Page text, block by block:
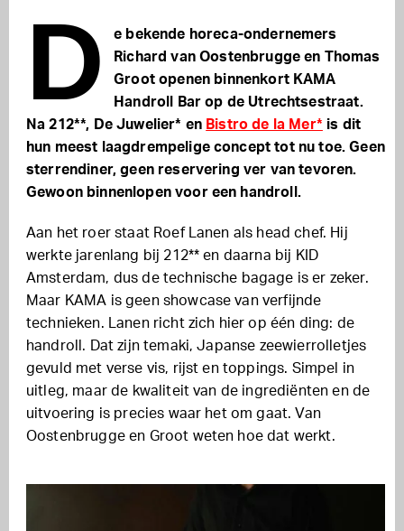
D
e bekende horeca-ondernemers
Richard van Oostenbrugge en Thomas
Groot openen binnenkort KAMA
Handroll Bar op de Utrechtsestraat.
Na 212**, De Juwelier* en Bistro de la Mer* is dit
hun meest laagdrempelige concept tot nu toe. Geen
sterrendiner, geen reservering ver van tevoren.
Gewoon binnenlopen voor een handroll.
Aan het roer staat Roef Lanen als head chef. Hij
werkte jarenlang bij 212** en daarna bij KID
Amsterdam, dus de technische bagage is er zeker.
Maar KAMA is geen showcase van verfijnde
technieken. Lanen richt zich hier op één ding: de
handroll. Dat zijn temaki, Japanse zeewierrolletjes
gevuld met verse vis, rijst en toppings. Simpel in
uitleg, maar de kwaliteit van de ingrediënten en de
uitvoering is precies waar het om gaat. Van
Oostenbrugge en Groot weten hoe dat werkt.